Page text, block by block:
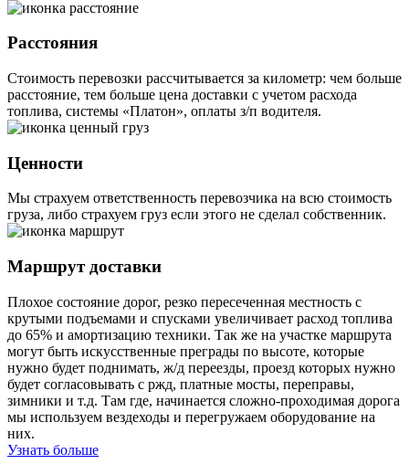
Расстояния
Стоимость перевозки рассчитывается за километр: чем больше
расстояние, тем больше цена доставки с учетом расхода
топлива, системы «Платон», оплаты з/п водителя.
Ценности
Мы страхуем ответственность перевозчика на всю стоимость
груза, либо страхуем груз если этого не сделал собственник.
Маршрут доставки
Плохое состояние дорог, резко пересеченная местность с
крутыми подъемами и спусками увеличивает расход топлива
до 65% и амортизацию техники. Так же на участке маршрута
могут быть искусственные преграды по высоте, которые
нужно будет поднимать, ж/д переезды, проезд которых нужно
будет согласовывать с ржд, платные мосты, переправы,
зимники и т.д. Там где, начинается сложно-проходимая дорога
мы используем вездеходы и перегружаем оборудование на
них.
Узнать больше